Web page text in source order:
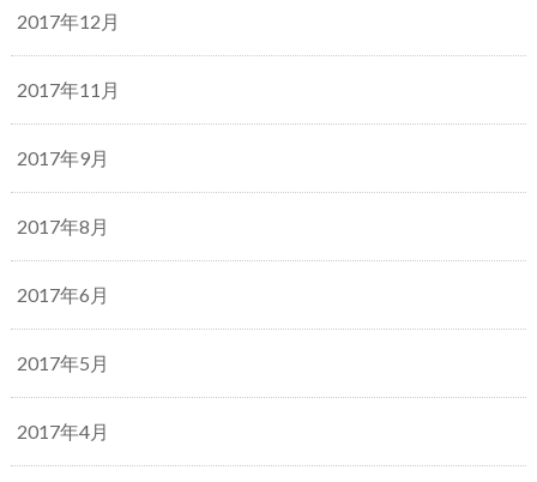
2017年12月
2017年11月
2017年9月
2017年8月
2017年6月
2017年5月
2017年4月